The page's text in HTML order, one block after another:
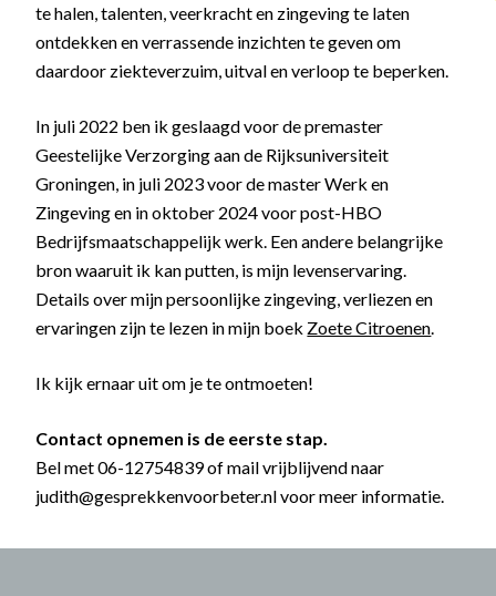
te halen, talenten, veerkracht en zingeving te laten
ontdekken en verrassende inzichten te geven om
daardoor ziekteverzuim, uitval en verloop te beperken.
In juli 2022 ben ik geslaagd voor de premaster
Geestelijke Verzorging aan de Rijksuniversiteit
Groningen, in juli 2023 voor de master Werk en
Zingeving en in oktober 2024 voor post-HBO
Bedrijfsmaatschappelijk werk. Een andere belangrijke
bron waaruit ik kan putten, is mijn levenservaring.
Details over mijn persoonlijke zingeving, verliezen en
ervaringen zijn te lezen in mijn boek Zoete Citroenen
Ik kijk ernaar uit om je te ontmoeten!
Contact opnemen is de eerste stap.
Bel met 06-12754839 of mail vrijblijvend naar
judith@gesprekkenvoorbeter.nlvoor meer informatie.